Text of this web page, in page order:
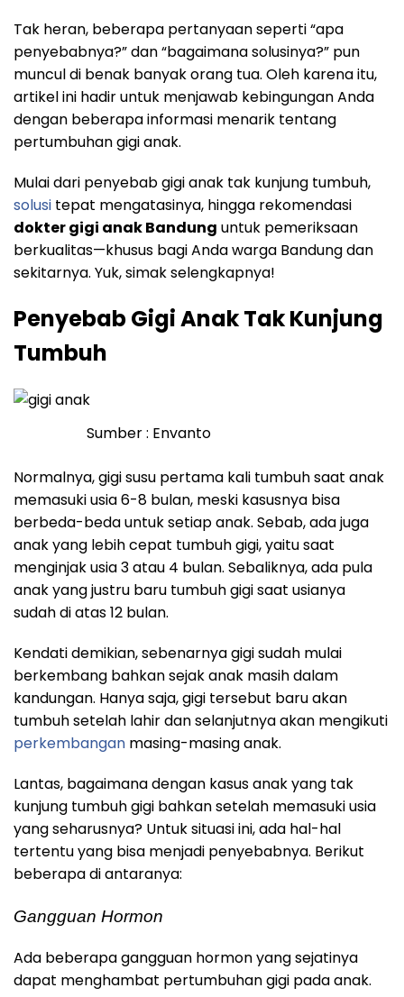
Tak heran, beberapa pertanyaan seperti “apa
penyebabnya?” dan “bagaimana solusinya?” pun
muncul di benak banyak orang tua. Oleh karena itu,
artikel ini hadir untuk menjawab kebingungan Anda
dengan beberapa informasi menarik tentang
pertumbuhan gigi anak.
Mulai dari penyebab gigi anak tak kunjung tumbuh,
solusi tepat mengatasinya, hingga rekomendasi
dokter gigi anak Bandung untuk pemeriksaan
berkualitas—khusus bagi Anda warga Bandung dan
sekitarnya. Yuk, simak selengkapnya!
Penyebab Gigi Anak Tak Kunjung
Tumbuh
Sumber : Envanto
Normalnya, gigi susu pertama kali tumbuh saat anak
memasuki usia 6-8 bulan, meski kasusnya bisa
berbeda-beda untuk setiap anak. Sebab, ada juga
anak yang lebih cepat tumbuh gigi, yaitu saat
menginjak usia 3 atau 4 bulan. Sebaliknya, ada pula
anak yang justru baru tumbuh gigi saat usianya
sudah di atas 12 bulan.
Kendati demikian, sebenarnya gigi sudah mulai
berkembang bahkan sejak anak masih dalam
kandungan. Hanya saja, gigi tersebut baru akan
tumbuh setelah lahir dan selanjutnya akan mengikuti
perkembangan masing-masing anak.
Lantas, bagaimana dengan kasus anak yang tak
kunjung tumbuh gigi bahkan setelah memasuki usia
yang seharusnya? Untuk situasi ini, ada hal-hal
tertentu yang bisa menjadi penyebabnya. Berikut
beberapa di antaranya:
Gangguan Hormon
Ada beberapa gangguan hormon yang sejatinya
dapat menghambat pertumbuhan gigi pada anak.